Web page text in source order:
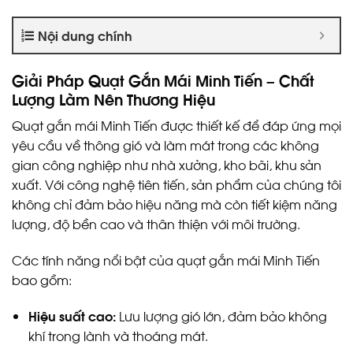
Nội dung chính
Giải Pháp Quạt Gắn Mái Minh Tiến – Chất
Lượng Làm Nên Thương Hiệu
Quạt gắn mái Minh Tiến được thiết kế để đáp ứng mọi
yêu cầu về thông gió và làm mát trong các không
gian công nghiệp như nhà xưởng, kho bãi, khu sản
xuất. Với công nghệ tiên tiến, sản phẩm của chúng tôi
không chỉ đảm bảo hiệu năng mà còn tiết kiệm năng
lượng, độ bền cao và thân thiện với môi trường.
Các tính năng nổi bật của quạt gắn mái Minh Tiến
bao gồm:
Hiệu suất cao:Lưu lượng gió lớn, đảm bảo không
khí trong lành và thoáng mát.